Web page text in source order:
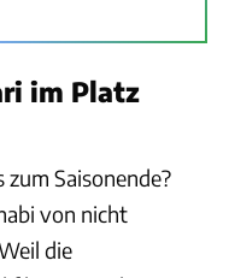
im Platz
Saisonende?
von nicht
die